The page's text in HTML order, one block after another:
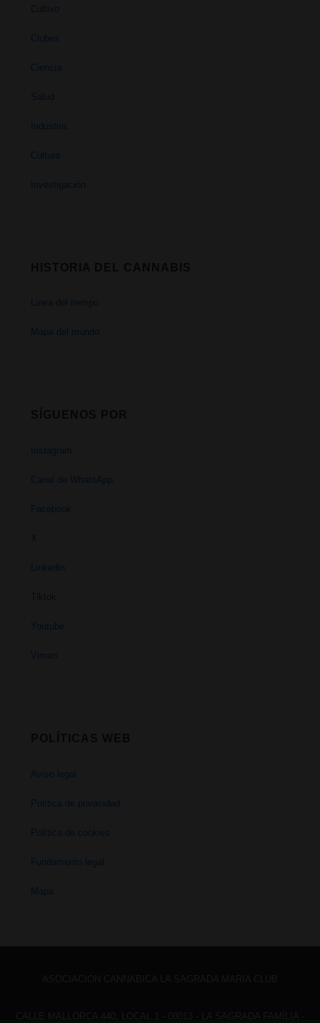
Cultivo
Clubes
Ciencia
Salud
Industria
Cultura
Investigación
Linea del tiempo
Mapa del mundo
Instagram
Canal de WhatsApp
Facebook
X
Linkedin
Tiktok
Youtube
Vimeo
Aviso legal
Política de privacidad
Política de cookies
Fundamento legal
Mapa